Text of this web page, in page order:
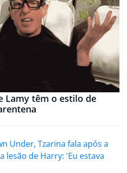
Lamy têm o estilo de